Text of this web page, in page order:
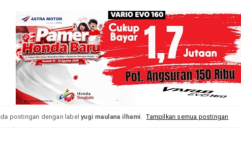
postingan dengan labelyugi maulana ilhami. Tampilkan semua postingan